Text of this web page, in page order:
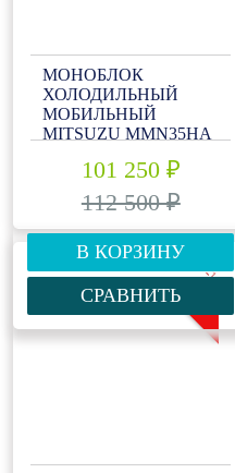
МОНОБЛОК
ХОЛОДИЛЬНЫЙ
МОБИЛЬНЫЙ
MITSUZU MMN35HA
101 250 ₽
112 500 ₽
В КОРЗИНУ
СРАВНИТЬ
-10%